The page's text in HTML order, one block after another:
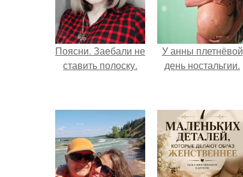
Поясни. Заебали не
ставить полоску.
У анны плетнёвой
день ностальгии.